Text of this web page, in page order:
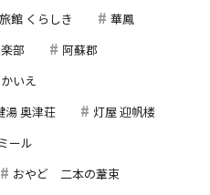
旅館 くらしき
華鳳
部
阿蘇郡
いえ
湯 奥津荘
灯屋 迎帆楼
ール
おやど 二本の葦束